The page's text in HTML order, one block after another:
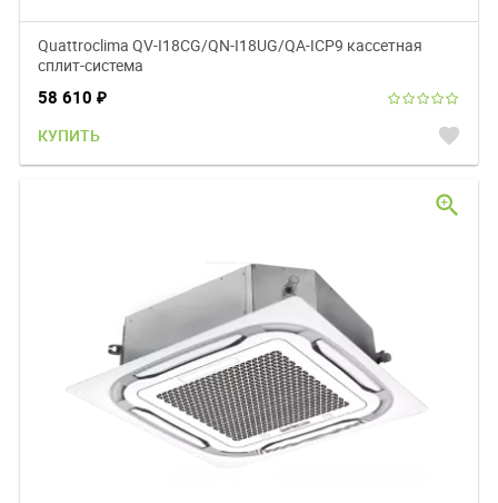
Quattroclima QV-I18CG/QN-I18UG/QA-ICP9 кассетная
сплит-система
58 610 ₽
КУПИТЬ favorite
zoom_in